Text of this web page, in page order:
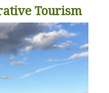
Tourism